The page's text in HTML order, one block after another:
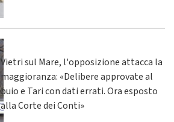
Vietri sul Mare, l'opposizione attacca la
maggioranza: «Delibere approvate al
buio e Tari con dati errati. Ora esposto
alla Corte dei Conti»